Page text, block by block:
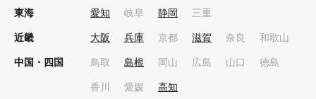
東海 愛知 岐阜 静岡 三重
近畿 大阪 兵庫 京都 滋賀 奈良 和歌山
中国・四国 鳥取 島根 岡山 広島 山口 徳島
香川 愛媛 高知